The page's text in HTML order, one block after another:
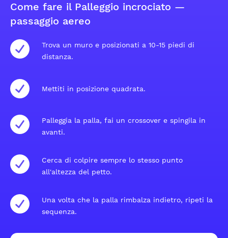
Come fare il Palleggio incrociato —
passaggio aereo
Trova un muro e posizionati a 10-15 piedi di
distanza.
Mettiti in posizione quadrata.
Palleggia la palla, fai un crossover e spingila in
avanti.
Cerca di colpire sempre lo stesso punto
all'altezza del petto.
Una volta che la palla rimbalza indietro, ripeti la
sequenza.